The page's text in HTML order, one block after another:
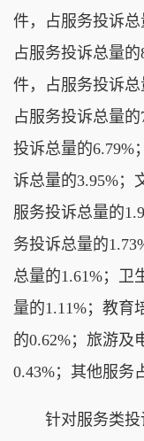
件，占服务投诉总
占服务投诉总量
件，占服务投诉总
占服务投诉总量
投诉总量的6.79%
诉总量的3.95%；
服务投诉总量的
务投诉总量的
总量的1.61%；卫
量的1.11%；教育
的0.62%；旅游及
0.43%；其他服务
针对服务类投